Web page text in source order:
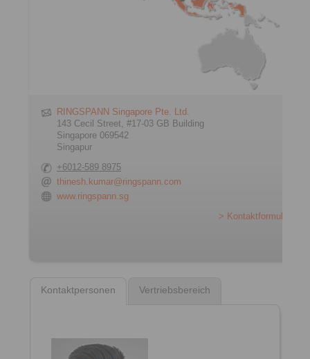
RINGSPANN Singapore Pte. Ltd.
143 Cecil Street, #17-03 GB Building
Singapore 069542
Singapur
+6012-589 8975
thinesh.kumar@ringspann.com
www.ringspann.sg
> Kontaktformular
Kontaktpersonen Vertriebsbereich